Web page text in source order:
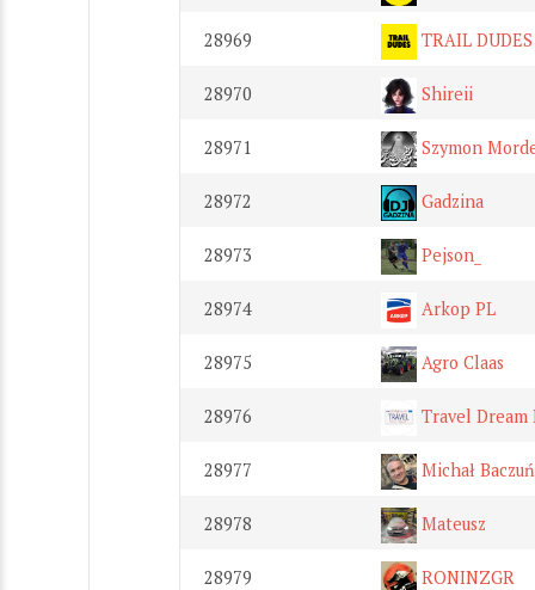
28969 TRAIL DUDES
28970 Shireii
28971 Szymon
28972 Gadzina
28973 Pejson_
28974 Arkop PL
28975 Agro Claas
28976 Travel Dream
28977 Michał Baczuń
28978 Mateusz
28979 RONINZGR